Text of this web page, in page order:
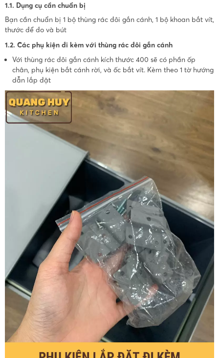
1.1. Dụng cụ cần chuẩn bị
Bạn cần chuẩn bị 1 bộ thùng rác đôi gắn cánh, 1 bộ khoan bắt vít,
thước để đo và bút
1.2. Các phụ kiện đi kèm với thùng rác đôi gắn cánh
Với thùng rác đôi gắn cánh kích thước 400 sẽ có phần ốp
chân, phụ kiện bắt cánh rời, và ốc bắt vít. Kèm theo 1 tờ hướng
dẫn lắp đặt